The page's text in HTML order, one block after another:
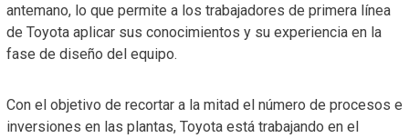
antemano, lo que permite a los trabajadores de primera línea
de Toyota aplicar sus conocimientos y su experiencia en la
fase de diseño del equipo.
Con el objetivo de recortar a la mitad el número de procesos e
inversiones en las plantas, Toyota está trabajando en el